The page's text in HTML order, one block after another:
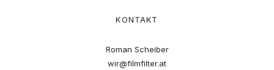
KONTAKT
Roman Scheiber
wir@filmfilter.at